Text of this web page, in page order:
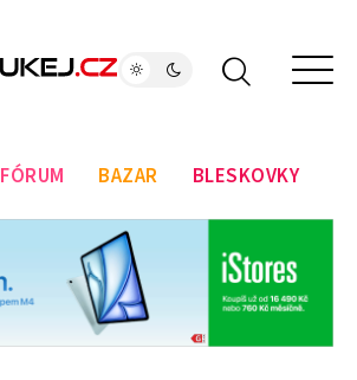
FÓRUM BAZAR BLESKOVKY